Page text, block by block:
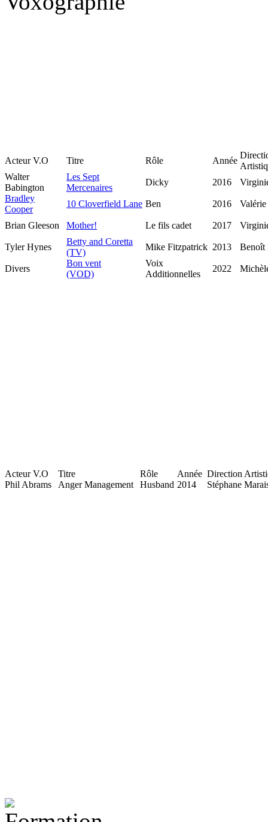
Acteur V.O Titre Rôle Année
Walter
Babington
Les Sept
Mercenaires
Dicky 2016
Bradley
Cooper
10 Cloverfield Lane Ben 2016
Brian Gleeson Mother! Le fils cadet 2017
Tyler Hynes
Betty and Coretta
(TV)
Mike Fitzpatrick 2013 Benoît
Divers
Bon vent
(VOD)
Voix
Additionnelles
2022
Acteur V.O Titre Rôle Année Direction
Phil Abrams
Anger Management Husband 2014 Stéphane